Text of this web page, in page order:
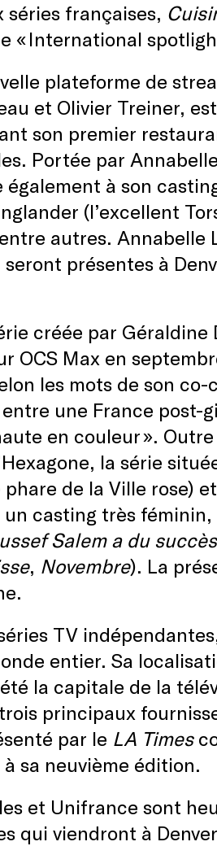
séries françaises,
« International
plateforme de
et Olivier Treiner,
son premier
Portée par
également à son
(l’excellent
autres. Annabelle
présentes à
créée par Géraldine
OCS Max en
les mots de son
une France post-
en couleur ».
la série
de la Ville rose)
casting très
Salem a du succès
, Novembre). La
TV
entier. Sa
la capitale de la
principaux
par le LA Times
sa neuvième édition.
et Unifrance sont
qui viendront à